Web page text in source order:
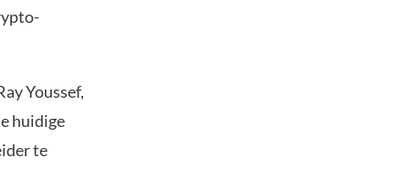
Youssef,
huidige
te